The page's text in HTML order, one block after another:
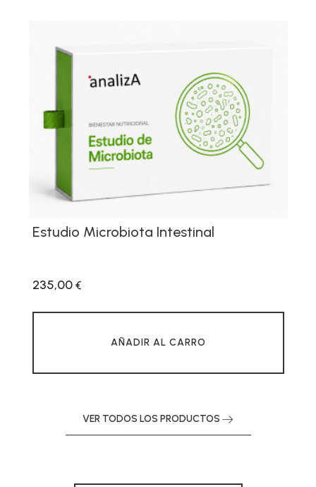
Estudio Microbiota Intestinal
235,00 €
AÑADIR AL CARRO
VER TODOS LOS PRODUCTOS